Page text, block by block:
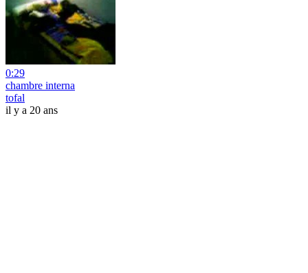
0:29
chambre interna
tofal
il y a 20 ans